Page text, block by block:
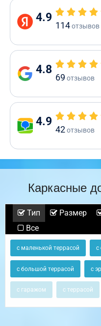
4.9
114отзывов
4.8
69 отзывов
4.9
42отзывов
Каркасные
Тип Размер
Все
с маленькой террасой с
с большой террасой с
с гаражом с террасой